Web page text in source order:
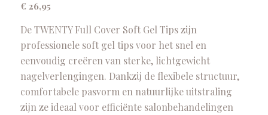
€ 26,95
De TWENTY Full Cover Soft Gel Tips zijn
professionele soft gel tips voor het snel en
eenvoudig creëren van sterke, lichtgewicht
nagelverlengingen. Dankzij de flexibele structuur,
comfortabele pasvorm en natuurlijke uitstraling
zijn ze ideaal voor efficiënte salonbehandelingen